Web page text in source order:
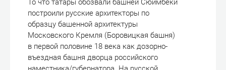
То что татары обозвали башней Сюимбеки
построили русские архитекторы по
образцу башенной архитектуры
Московского Кремля (Боровицкая башня)
в первой половине 18 века как дозорно-
въездная башня дворца российского